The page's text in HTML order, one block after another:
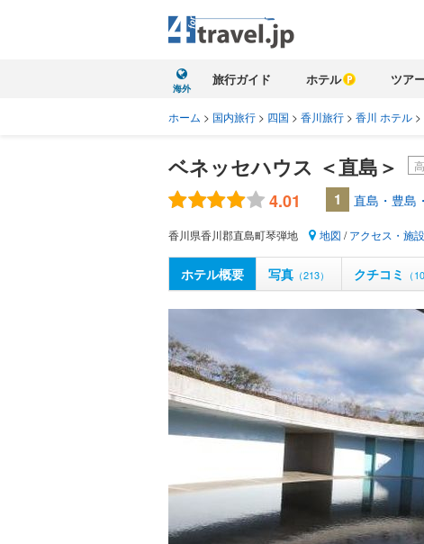
海外
旅行ガイド ホテル ツア
ホーム > 国内旅行 > 四国 > 香川旅行 > 香川 ホテル >
ベネッセハウス ＜直島＞
4.01 1 直島・豊島
香川県香川郡直島町琴弾地 地図 /アクセス・施
ホテル概要 写真 （213） クチコミ （